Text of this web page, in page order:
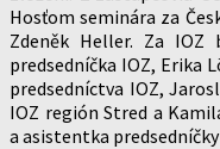
Hosťom seminára za
Zdeněk Heller. Za
predsedníčka IOZ, Erika
predsedníctva IOZ,
IOZ región Stred a
a asistentka predsedníčky